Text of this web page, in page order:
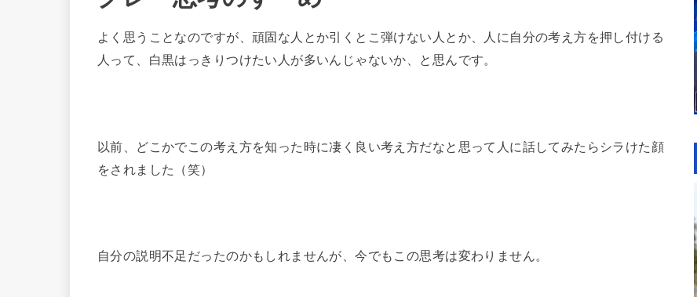
よく思うことなのですが、頑固な人とか引くとこ弾けない人とか、人に自分の考え方を押し付ける
人って、白黒はっきりつけたい人が多いんじゃないか、と思んです。
以前、どこかでこの考え方を知った時に凄く良い考え方だなと思って人に話してみたらシラけた顔
をされました（笑）
自分の説明不足だったのかもしれませんが、今でもこの思考は変わりません。